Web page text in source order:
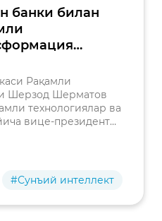
банки билан
қилинди
Рақамли
Шерзод Шерматов
технологиялар ва
вице-президенти
#Сунъий интеллект